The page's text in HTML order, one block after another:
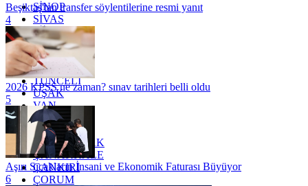
SİNOP
SİVAS
SİİRT
TEKİRDAĞ
TOKAT
TRABZON
TUNCELİ
UŞAK
VAN
YALOVA
YOZGAT
ZONGULDAK
ÇANAKKALE
ÇANKIRI
ÇORUM
Beşiktaş'tan transfer söylentilerine resmi yanıt
4
2026 KPSS ne zaman? sınav tarihleri belli oldu
5
Aşırı Sıcakların İnsani ve Ekonomik Faturası Büyüyor
6